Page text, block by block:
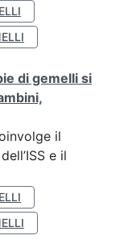
di gemelli si
il
e il